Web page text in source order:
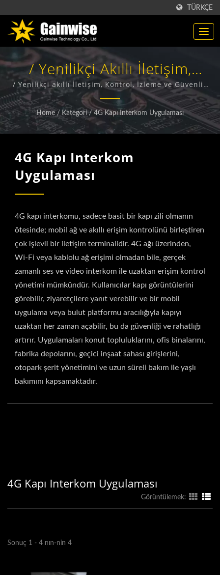
TÜRKÇE
/ Yenilikçi Akıllı İletişim,
Kontrol, İzleme Ve Güvenlik
Çözümleri, GSM/GPRS, 3G
Ve LTE Teknolojisi
Kullanılarak.
/ Yenilikçi akıllı İletişim, Kontrol, İzleme ve Güvenlik
çözümleri, GSM/GPRS, 3G ve LTE teknolojisi
kullanılarak.
Home / Kategori / 4G Kapı Interkom Uygulaması
4G Kapı Interkom
Uygulaması
4G kapı interkomu, sadece basit bir kapı zili olmanın
ötesinde; mobil ağ ve akıllı erişim kontrolünü birleştiren
çok işlevli bir iletişim terminalidir. 4G ağı üzerinden,
Wi-Fi veya kablolu ağ erişimi olmadan bile, gerçek
zamanlı ses ve video interkom ile uzaktan erişim kontrol
yönetimi mümkündür. Kullanıcılar kapı görüntülerini
görebilir, ziyaretçilere yanıt verebilir ve bir mobil
uygulama veya bulut platformu aracılığıyla kapıyı
uzaktan her zaman açabilir, bu da güvenliği ve rahatlığı
artırır. Uygulamaları konut topluluklarını, ofis binalarını,
fabrika depolarını, geçici inşaat sahası girişlerini,
otopark şerit yönetimini ve uzun süreli bakım ile yaşlı
bakımını kapsamaktadır.
4G Kapı Interkom Uygulaması
Görüntülemek:
Sonuç 1 - 4 nın-nin 4